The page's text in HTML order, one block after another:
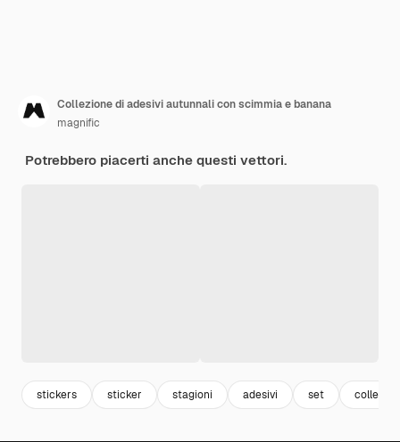
Collezione di adesivi autunnali con scimmia e banana
magnific
Potrebbero piacerti anche questi vettori.
stickers sticker stagioni adesivi set